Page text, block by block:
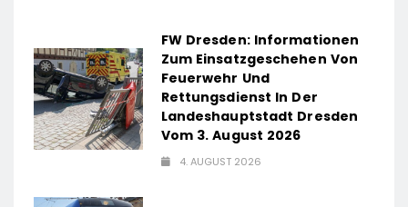
FW Dresden: Informationen
Zum Einsatzgeschehen Von
Feuerwehr Und
Rettungsdienst In Der
Landeshauptstadt Dresden
Vom 3. August 2026
4. AUGUST 2026